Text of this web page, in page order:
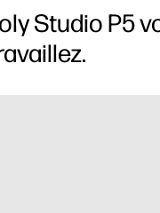
Studio P5